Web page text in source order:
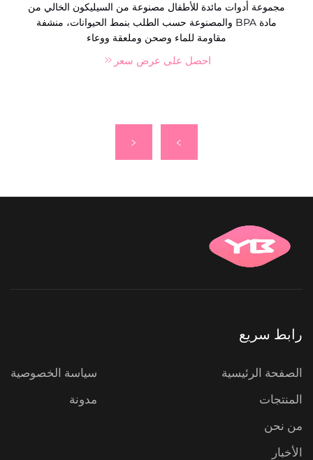
مجموعة أدوات مائدة للأطفال مصنوعة من السيليكون الخالي من
مادة BPA والمصنوعة حسب الطلب بنمط الحيوانات، منشفة
مقاومة للماء وصحن وملعقة ووعاء
احصل على عرض سعر
رابط سريع
الصفحة الرئيسية
المنتجات
من نحن
الأخبار
سياسة الخصوصية
مدونة